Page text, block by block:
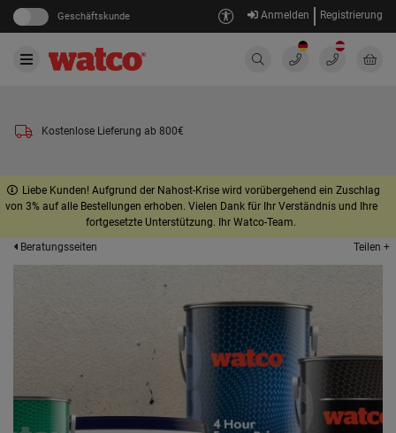
Geschäftskunde Anmelden Registrierung
Kostenlose Lieferung ab 800€
Liebe Kunden! Aufgrund der Nahost-Krise wird vorübergehend ein Zuschlag
von 3% auf alle Bestellungen erhoben. Vielen Dank für Ihr Verständnis und Ihre
fortgesetzte Unterstützung. Ihr Watco-Team.
Beratungsseiten
Teilen +